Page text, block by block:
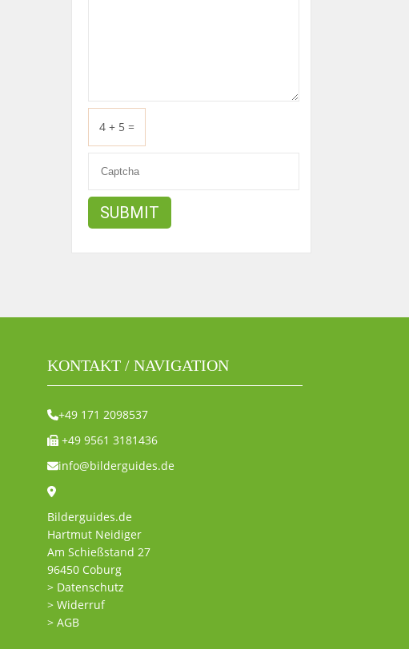
4 + 5 =
KONTAKT / NAVIGATION
+49 171 2098537
+49 9561 3181436
info@bilderguides.de
Bilderguides.de
Hartmut Neidiger
Am Schießstand 27
96450 Coburg
> Datenschutz
> Widerruf
> AGB